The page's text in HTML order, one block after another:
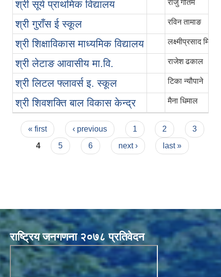
श्री सूर्य प्राथमिक विद्यालय राजु गौतम
श्री गुराँस ई स्कूल रविन तामाङ
श्री शिक्षाविकास माध्यमिक विद्यालय लक्ष्मीप्रसाद मिश्र
श्री लेटाङ आवासीय मा.वि. राजेश ढकाल
श्री लिटल फ्लावर्स इ. स्कूल टिका न्यौपाने
श्री शिवशक्ति बाल विकास केन्द्र मैना धिमाल
Pages
« first ‹ previous 1 2
3
4
5 6 next › last »
राष्ट्रिय जनगणना २०७८ प्रतिवेदन